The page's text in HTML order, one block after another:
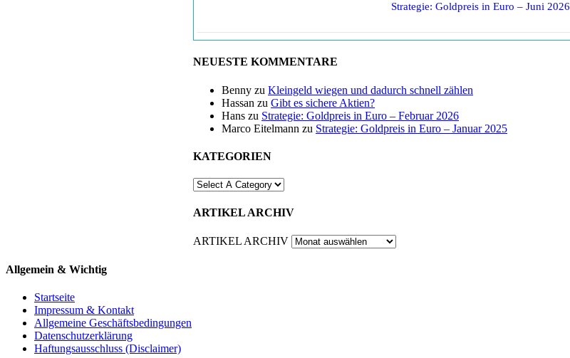
Strategie: Goldpreis in Euro – Juni 2026
NEUESTE KOMMENTARE
Benny zu Kleingeld wiegen und dadurch schnell zählen
Hassan zu Gibt es sichere Aktien?
Hans zu Strategie: Goldpreis in Euro – Februar 2026
Marco Eitelmann zu Strategie: Goldpreis in Euro – Januar 2025
KATEGORIEN
ARTIKEL ARCHIV
ARTIKEL ARCHIV
Allgemein & Wichtig
Startseite
Impressum & Kontakt
Allgemeine Geschäftsbedingungen
Datenschutzerklärung
Haftungsausschluss (Disclaimer)